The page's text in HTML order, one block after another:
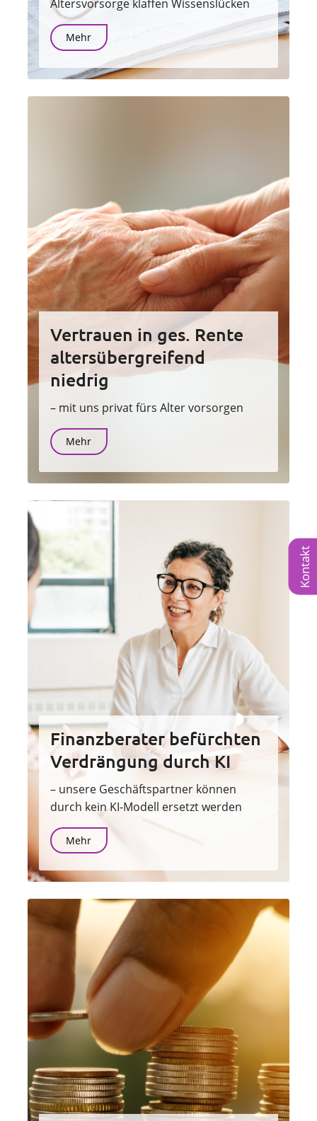
Altersvorsorge klaffen Wissenslücken
Mehr
Vertrauen in ges. Rente
altersübergreifend
niedrig
– mit uns privat fürs Alter vorsorgen
Mehr
Finanzberater befürchten
Verdrängung durch KI
– unsere Geschäftspartner können
durch kein KI-Modell ersetzt werden
Mehr
Kontakt